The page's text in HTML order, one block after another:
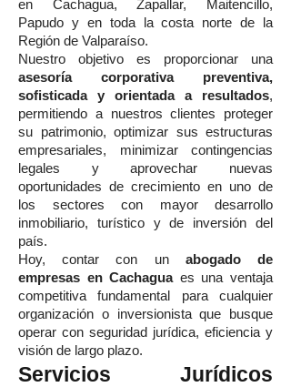
en Cachagua, Zapallar, Maitencillo,
Papudo y en toda la costa norte de la
Región de Valparaíso.
Nuestro objetivo es proporcionar una
asesoría corporativa preventiva,
sofisticada y orientada a resultados,
permitiendo a nuestros clientes proteger
su patrimonio, optimizar sus estructuras
empresariales, minimizar contingencias
legales y aprovechar nuevas
oportunidades de crecimiento en uno de
los sectores con mayor desarrollo
inmobiliario, turístico y de inversión del
país.
Hoy, contar con un abogado de
empresas en Cachaguaes una ventaja
competitiva fundamental para cualquier
organización o inversionista que busque
operar con seguridad jurídica, eficiencia y
visión de largo plazo.
Servicios Jurídicos